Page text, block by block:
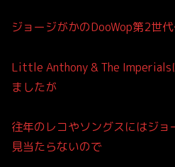
ジョージがかのDooWop第2世
Little Anthony & The Imperials
ましたが
往年のレコやソングスにはジ
見当たらないので